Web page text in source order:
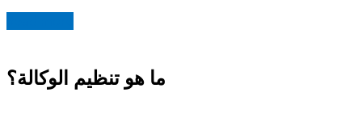
ما هو تنظيم الوكالة؟